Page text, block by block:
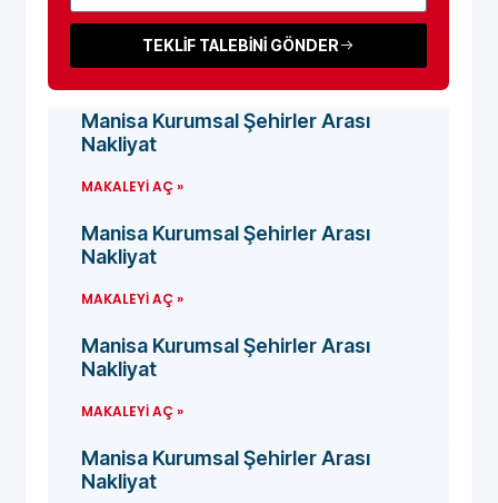
TEKLİF TALEBİNİ GÖNDER
Manisa Kurumsal Şehirler Arası
Nakliyat
MAKALEYI AÇ »
Manisa Kurumsal Şehirler Arası
Nakliyat
MAKALEYI AÇ »
Manisa Kurumsal Şehirler Arası
Nakliyat
MAKALEYI AÇ »
Manisa Kurumsal Şehirler Arası
Nakliyat